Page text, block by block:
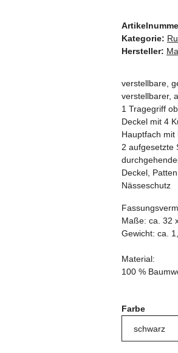
Kategorie:
Hersteller:
verstellbare,
verstellbarer,
1 Tragegriff
Deckel mit 4
Hauptfach
2 aufgesetzte
Deckel,
Nässeschutz
Maße: ca. 32
Gewicht: ca.
Material:
100 %
Farbe